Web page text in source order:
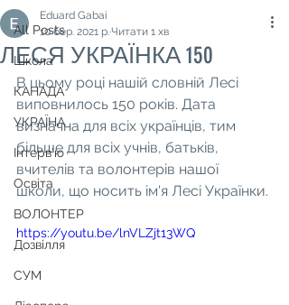
All Posts
Школа
КАНАДА
УКРАЇНА
Інтерв'ю
Освіта
ВОЛОНТЕР
Дозвілля
СУМ
ЛЕСЯ УКРАЇНКА 150
Eduard Gabai
10 бер. 2021 р.Читати 1 хв
В цьому році нашій словній Лесі
виповнилось 150 років. Дата
визначна для всіх українців, тим
більше для всіх учнів, батьків,
вчителів та волонтерів нашої
школи, що носить ім'я Лесі Українки.
https://youtu.be/lnVLZjt13WQ